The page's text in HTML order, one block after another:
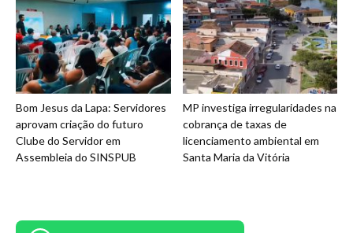
Bom Jesus da Lapa: Servidores
aprovam criação do futuro
Clube do Servidor em
Assembleia do SINSPUB
MP investiga irregularidades na
cobrança de taxas de
licenciamento ambiental em
Santa Maria da Vitória